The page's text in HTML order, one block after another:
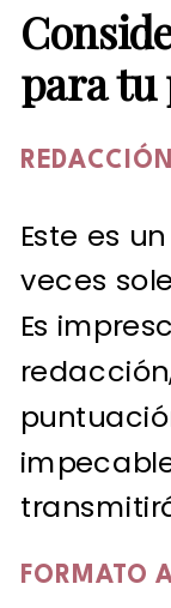
para
REDACCIÓN
Este es
veces
Es
FORMATO